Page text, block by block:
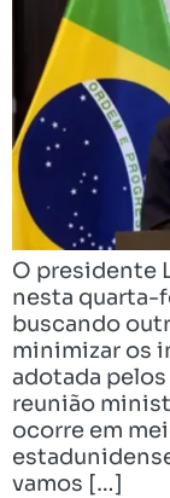
O presidente
nesta quarta-
buscando
minimizar os
adotada
reunião
ocorre em
vamos […]